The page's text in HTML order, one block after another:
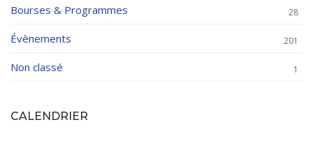
Bourses & Programmes 28
Évènements 201
Non classé 1
CALENDRIER